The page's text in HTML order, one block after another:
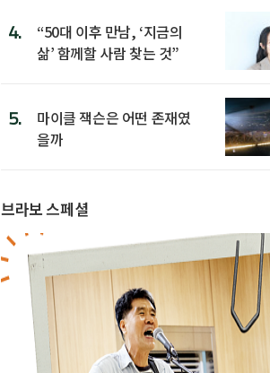
4.
“50대 이후 만남, ‘지금의
삶’ 함께할 사람 찾는 것”
5.
마이클 잭슨은 어떤 존재였
을까
브라보 스페셜